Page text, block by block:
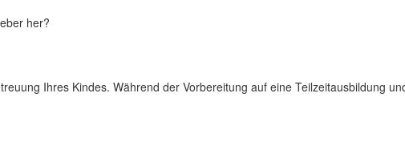
her?
Ihres Kindes. Während der Vorbereitung auf eine Teilzeitausbildung